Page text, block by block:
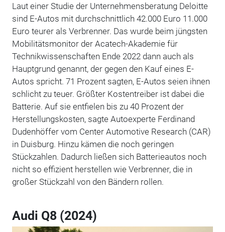
Laut einer Studie der Unternehmensberatung Deloitte
sind E-Autos mit durchschnittlich 42.000 Euro 11.000
Euro teurer als Verbrenner. Das wurde beim jüngsten
Mobilitätsmonitor der Acatech-Akademie für
Technikwissenschaften Ende 2022 dann auch als
Hauptgrund genannt, der gegen den Kauf eines E-
Autos spricht. 71 Prozent sagten, E-Autos seien ihnen
schlicht zu teuer. Größter Kostentreiber ist dabei die
Batterie. Auf sie entfielen bis zu 40 Prozent der
Herstellungskosten, sagte Autoexperte Ferdinand
Dudenhöffer vom Center Automotive Research (CAR)
in Duisburg. Hinzu kämen die noch geringen
Stückzahlen. Dadurch ließen sich Batterieautos noch
nicht so effizient herstellen wie Verbrenner, die in
großer Stückzahl von den Bändern rollen.
Audi Q8 (2024)